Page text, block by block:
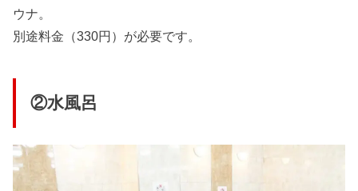
ウナ。
別途料金（330円）が必要です。
②水風呂